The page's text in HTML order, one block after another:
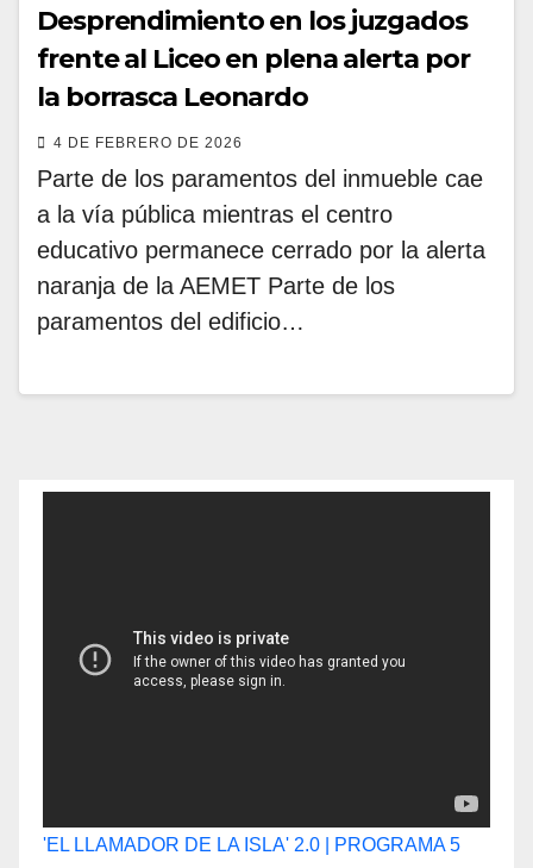
Desprendimiento en los juzgados
frente al Liceo en plena alerta por
la borrasca Leonardo
4 DE FEBRERO DE 2026
Parte de los paramentos del inmueble cae
a la vía pública mientras el centro
educativo permanece cerrado por la alerta
naranja de la AEMET Parte de los
paramentos del edificio…
'EL LLAMADOR DE LA ISLA' 2.0 | PROGRAMA 5